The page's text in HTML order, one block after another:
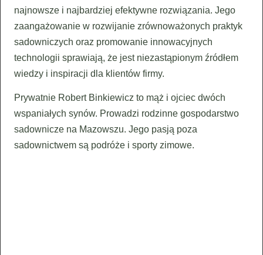
najnowsze i najbardziej efektywne rozwiązania. Jego
zaangażowanie w rozwijanie zrównoważonych praktyk
sadowniczych oraz promowanie innowacyjnych
technologii sprawiają, że jest niezastąpionym źródłem
wiedzy i inspiracji dla klientów firmy.
Prywatnie Robert Binkiewicz to mąż i ojciec dwóch
wspaniałych synów. Prowadzi rodzinne gospodarstwo
sadownicze na Mazowszu. Jego pasją poza
sadownictwem są podróże i sporty zimowe.